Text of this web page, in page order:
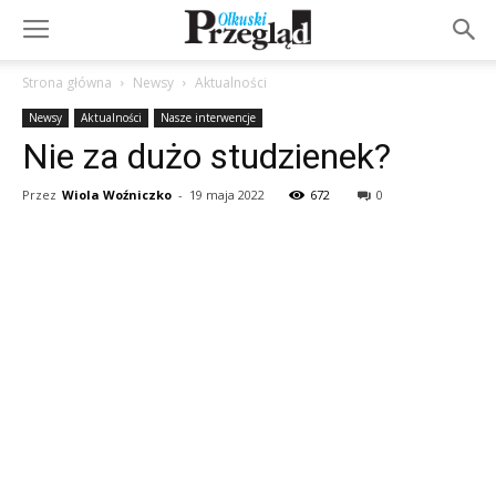
Strona główna Newsy Aktualności
Newsy Aktualności Nasze interwencje
Nie za dużo studzienek?
Przez Wiola Woźniczko - 19 maja 2022 672 0